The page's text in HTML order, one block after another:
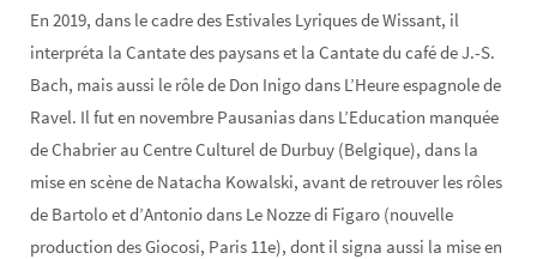
En 2019, dans le cadre des Estivales Lyriques de Wissant, il
interpréta la Cantate des paysans et la Cantate du café de J.-S.
Bach, mais aussi le rôle de Don Inigo dans L’Heure espagnole de
Ravel. Il fut en novembre Pausanias dans L’Education manquée
de Chabrier au Centre Culturel de Durbuy (Belgique), dans la
mise en scène de Natacha Kowalski, avant de retrouver les rôles
de Bartolo et d’Antonio dans Le Nozze di Figaro (nouvelle
production des Giocosi, Paris 11e), dont il signa aussi la mise en